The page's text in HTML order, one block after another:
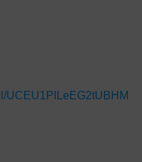
UCEU1PILeEG2tUBHM